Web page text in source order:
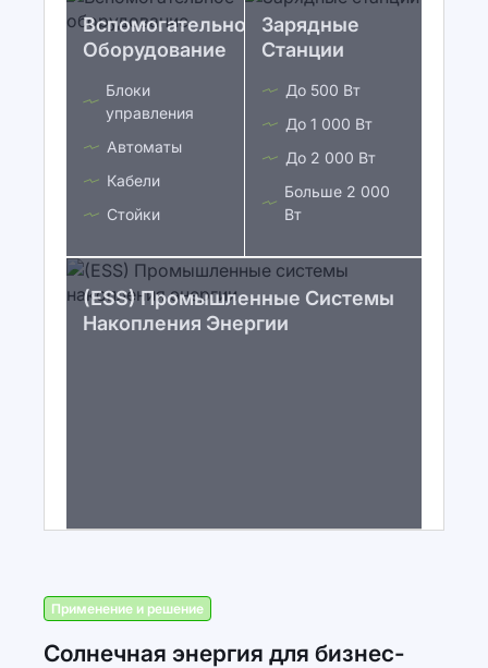
Вспомогательное
Оборудование
Блоки
управления
Автоматы
Кабели
Стойки
Зарядные
Станции
До 500 Вт
До 1 000 Вт
До 2 000 Вт
Больше 2 000
Вт
(ESS) Промышленные Системы
Накопления Энергии
Применение и решение
Солнечная энергия для бизнес-